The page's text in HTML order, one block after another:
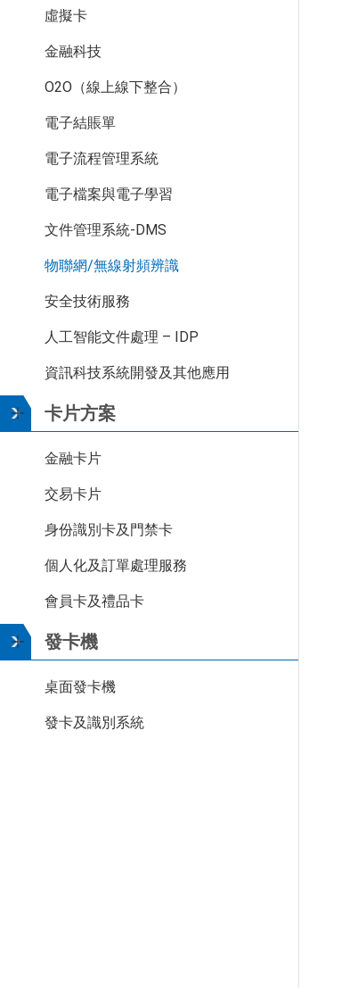
虛擬卡
金融科技
O2O（線上線下整合）
電子結賬單
電子流程管理系統
電子檔案與電子學習
文件管理系統-DMS
物聯網/無線射頻辨識
安全技術服務
人工智能文件處理 – IDP
資訊科技系統開發及其他應用
卡片方案
金融卡片
交易卡片
身份識別卡及門禁卡
個人化及訂單處理服務
會員卡及禮品卡
發卡機
桌面發卡機
發卡及識別系統